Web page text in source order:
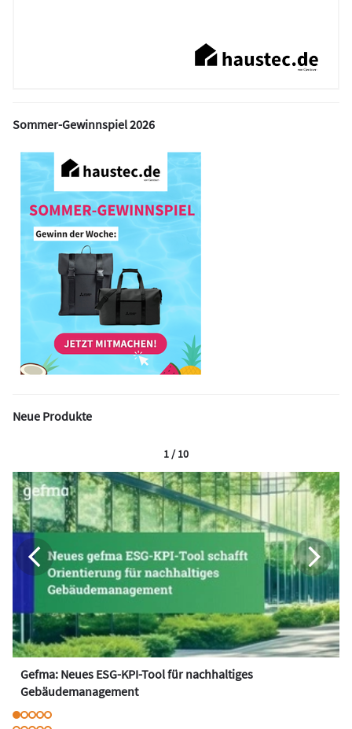
Sommer-Gewinnspiel 2026
Neue Produkte
Gefma: Neues ESG-KPI-Tool für nachhaltiges
Gebäudemanagement
1 / 10